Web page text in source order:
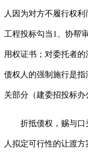
人因为对方不履行权
工程投标勾当1、协帮
用权证书；对委托者
债权人的强制施行是
关部分（建委招投标办
折抵债权，赐与口
人拟定可行性的让渡